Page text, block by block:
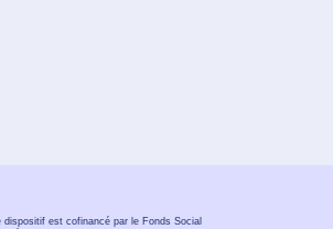
dispositif est cofinancé par le Fonds Social